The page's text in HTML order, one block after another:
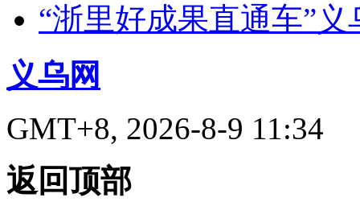
“浙里好成果直通车”
义乌网
GMT+8, 2026-8-9 11:34
返回顶部